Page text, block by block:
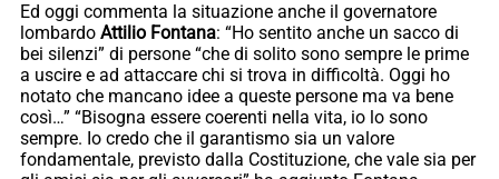
Ed oggi commenta la situazione anche il governatore
lombardo Attilio Fontana: “Ho sentito anche un sacco di
bei silenzi” di persone “che di solito sono sempre le prime
a uscire e ad attaccare chi si trova in difficoltà. Oggi ho
notato che mancano idee a queste persone ma va bene
così…” “Bisogna essere coerenti nella vita, io lo sono
sempre. Io credo che il garantismo sia un valore
fondamentale, previsto dalla Costituzione, che vale sia per